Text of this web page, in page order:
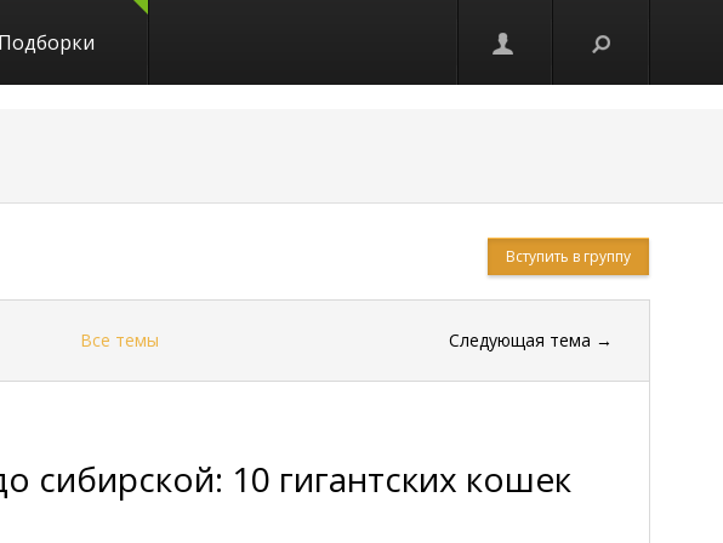
Подборки
Вступить в группу
Все темы Следующая тема →
сибирской: 10 гигантских кошек